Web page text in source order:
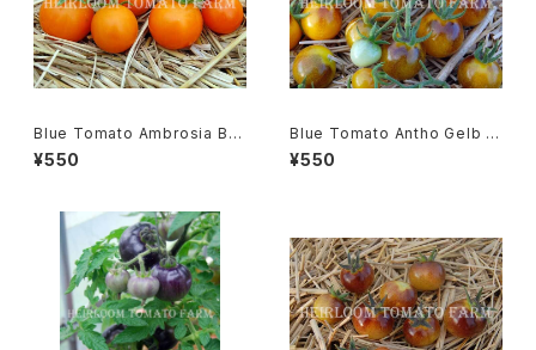
Blue Tomato Ambrosia Bro
nze Cherry ブルートマト・アン
ブロシア・ブロンズ・チェリー＊2
¥550
Blue Tomato Antho Gelb ブ
ルートマト・アント・ゲルブ＊201
9新品種
¥550